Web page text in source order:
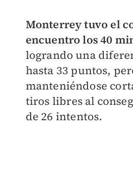
Monterrey tuvo el
encuentro los 40
logrando una
hasta 33 puntos,
manteniéndose
tiros libres al
de 26 intentos.